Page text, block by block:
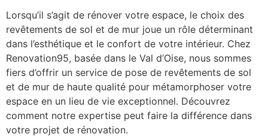
Lorsqu’il s’agit de rénover votre espace, le choix des
revêtements de sol et de mur joue un rôle déterminant
dans l’esthétique et le confort de votre intérieur. Chez
Renovation95, basée dans le Val d’Oise, nous sommes
fiers d’offrir un service de pose de revêtements de sol
et de mur de haute qualité pour métamorphoser votre
espace en un lieu de vie exceptionnel. Découvrez
comment notre expertise peut faire la différence dans
votre projet de rénovation.